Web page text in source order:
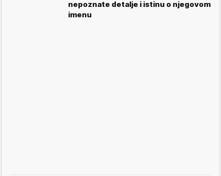
nepoznate detalje i istinu o njegovom
imenu